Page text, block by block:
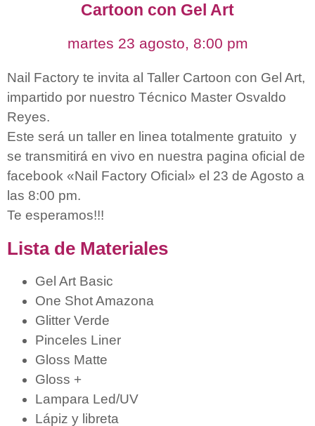
Cartoon con Gel Art
martes 23 agosto, 8:00 pm
Nail Factory te invita al Taller Cartoon con Gel Art,
impartido por nuestro Técnico Master Osvaldo
Reyes.
Este será un taller en linea totalmente gratuito y
se transmitirá en vivo en nuestra pagina oficial de
facebook «Nail Factory Oficial» el 23 de Agosto a
las 8:00 pm.
Te esperamos!!!
Lista de Materiales
Gel Art Basic
One Shot Amazona
Glitter Verde
Pinceles Liner
Gloss Matte
Gloss +
Lampara Led/UV
Lápiz y libreta